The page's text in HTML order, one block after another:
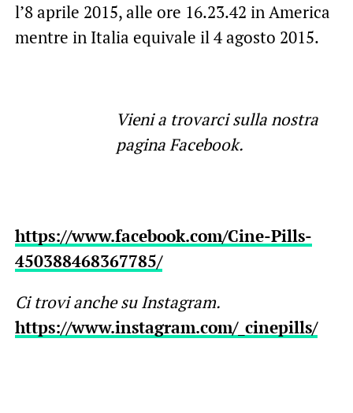
l’8 aprile 2015, alle ore 16.23.42 in America
mentre in Italia equivale il 4 agosto 2015.
Vieni a trovarci sulla nostra
pagina Facebook.
https://www.facebook.com/Cine-Pills-
450388468367785/
Ci trovi anche su Instagram.
https://www.instagram.com/_cinepills/